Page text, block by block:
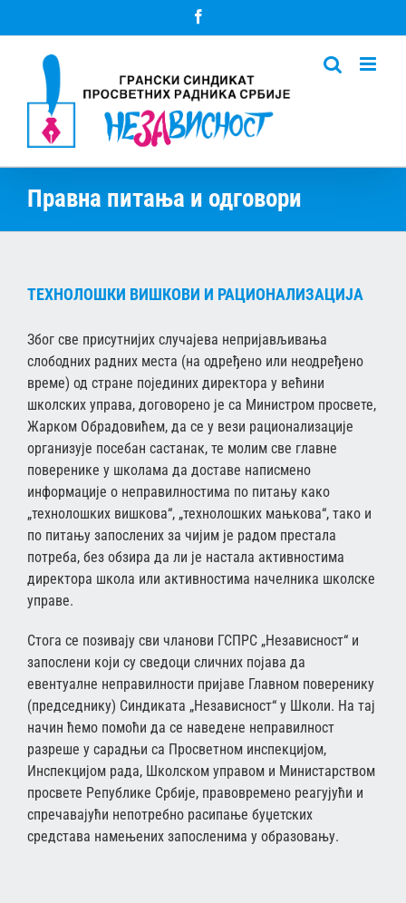
to
Правна питања и одговори
ТЕХНОЛОШКИ ВИШКОВИ И РАЦИОНАЛИЗАЦИЈА
Због све присутнијих случајева непријављивања
слободних радних места (на одређено или неодређено
време) од стране појединих директора у већини
школских управа, договорено је са Министром просвете,
Жарком Обрадовићем, да се у вези рационализације
организује посебан састанак, те молим све главне
поверенике у школама да доставе написмено
информације о неправилностима по питању како
„технолошких вишкова“, „технолошких мањкова“, тако и
по питању запослених за чијим је радом престала
потреба, без обзира да ли је настала активностима
директора школа или активностима начелника школске
управе.
Стога се позивају сви чланови ГСПРС „Независност“ и
запослени који су сведоци сличних појава да
евентуалне неправилности пријаве Главном поверенику
(председнику) Синдиката „Независност“ у Школи. На тај
начин ћемо помоћи да се наведене неправилност
разреше у сарадњи са Просветном инспекцијом,
Инспекцијом рада, Школском управом и Министарством
просвете Републике Србије, правовремено реагујући и
спречавајући непотребно расипање буџетских
средстава намењених запосленима у образовању.